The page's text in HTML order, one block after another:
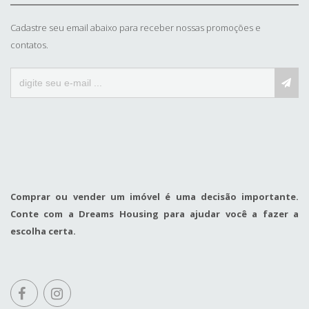
Cadastre seu email abaixo para receber nossas promoções e
contatos.
Comprar ou vender um imóvel é uma decisão importante.
Conte com a Dreams Housing para ajudar você a fazer a
escolha certa.